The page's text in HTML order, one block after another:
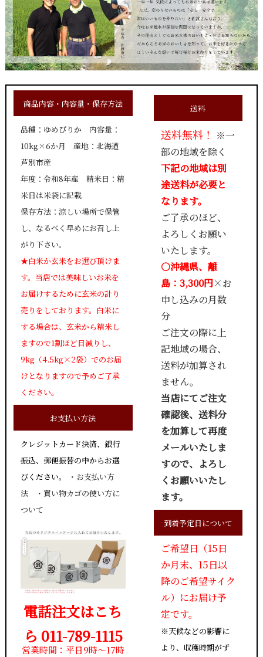
商品内容・内容量・保存方法
品種：ゆめぴりか 内容量：
10kg×6か月 産地：北海道
芦別市産
年度：令和8年産 精米日：精
米日は米袋に記載
保存方法：涼しい場所で保管
し、なるべく早めにお召し上
がり下さい。
★白米か玄米をお選び頂けま
す。当店では美味しいお米を
お届けするために玄米の計り
売りをしております。白米に
する場合は、玄米から精米し
ますので1割ほど目減りし、
9kg（4.5kg×2袋）でのお届
けとなりますので予めご了承
ください。
お支払い方法
クレジットカード決済、銀行
振込、郵便振替の中からお選
びください。
・ お支払い方
法・ 買い物カゴの使い方に
ついて
電話注文はこち
ら 011-789-1115
営業時間：平日9時～17時
送料
送料無料！
※一
部の地域を除く
下記の地域は別
途送料が必要と
なります。
ご了承のほど、
よろしくお願い
いたします。
○沖縄県、離
島：3,300円×お
申し込みの月数
分
ご注文の際に上
記地域の場合、
送料が加算され
ません。
当店にてご注文
確認後、送料分
を加算して再度
メールいたしま
すので、よろし
くお願いいたし
ます。
到着予定日について
ご希望日（15日
か月末、15日以
降のご希望サイク
ル）にお届け予
定です。
※天候などの影響に
より、収穫時期がず